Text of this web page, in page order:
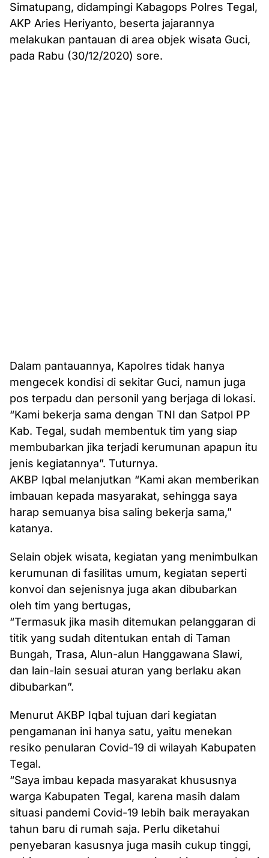
Simatupang, didampingi Kabagops Polres Tegal,
AKP Aries Heriyanto, beserta jajarannya
melakukan pantauan di area objek wisata Guci,
pada Rabu (30/12/2020) sore.
Dalam pantauannya, Kapolres tidak hanya
mengecek kondisi di sekitar Guci, namun juga
pos terpadu dan personil yang berjaga di lokasi.
“Kami bekerja sama dengan TNI dan Satpol PP
Kab. Tegal, sudah membentuk tim yang siap
membubarkan jika terjadi kerumunan apapun itu
jenis kegiatannya”. Tuturnya.
AKBP Iqbal melanjutkan “Kami akan memberikan
imbauan kepada masyarakat, sehingga saya
harap semuanya bisa saling bekerja sama,”
katanya.
Selain objek wisata, kegiatan yang menimbulkan
kerumunan di fasilitas umum, kegiatan seperti
konvoi dan sejenisnya juga akan dibubarkan
oleh tim yang bertugas,
“Termasuk jika masih ditemukan pelanggaran di
titik yang sudah ditentukan entah di Taman
Bungah, Trasa, Alun-alun Hanggawana Slawi,
dan lain-lain sesuai aturan yang berlaku akan
dibubarkan”.
Menurut AKBP Iqbal tujuan dari kegiatan
pengamanan ini hanya satu, yaitu menekan
resiko penularan Covid-19 di wilayah Kabupaten
Tegal.
“Saya imbau kepada masyarakat khususnya
warga Kabupaten Tegal, karena masih dalam
situasi pandemi Covid-19 lebih baik merayakan
tahun baru di rumah saja. Perlu diketahui
penyebaran kasusnya juga masih cukup tinggi,